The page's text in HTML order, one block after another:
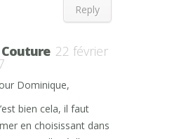
Reply
Couture 22 février
Dominique,
bien cela, il faut
en choisissant dans